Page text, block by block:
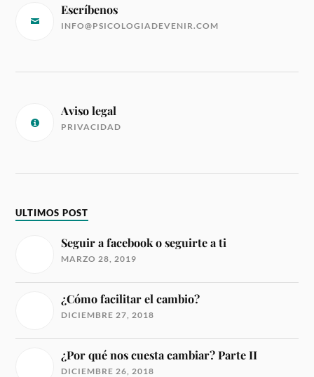
Escríbenos
INFO@PSICOLOGIADEVENIR.COM
Aviso legal
PRIVACIDAD
ULTIMOS POST
Seguir a facebook o seguirte a ti
MARZO 28, 2019
¿Cómo facilitar el cambio?
DICIEMBRE 27, 2018
¿Por qué nos cuesta cambiar? Parte II
DICIEMBRE 26, 2018